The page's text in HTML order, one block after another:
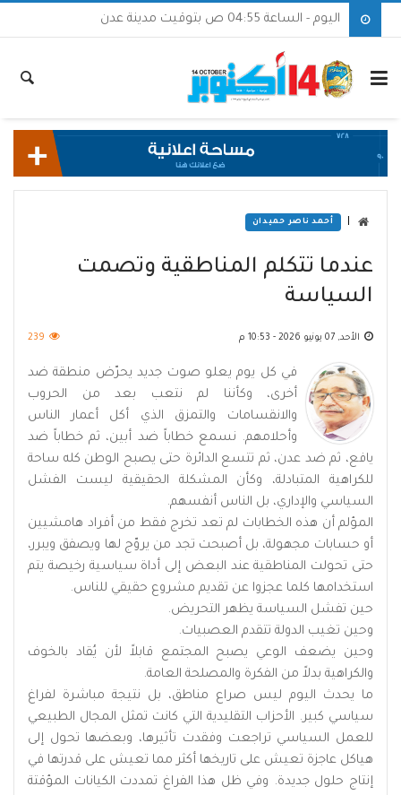
اليوم - الساعة 04:55 ص بتوقيت مدينة عدن
أحمد ناصر حميدان
عندما تتكلم المناطقية وتصمت
السياسة
الأحد, 07 يونيو 2026 - 10:53 م 239
في كل يوم يعلو صوت جديد يحرّض منطقة ضد
أخرى، وكأننا لم نتعب بعد من الحروب
والانقسامات والتمزق الذي أكل أعمار الناس
وأحلامهم. نسمع خطاباً ضد أبين، ثم خطاباً ضد
يافع، ثم ضد عدن، ثم تتسع الدائرة حتى يصبح الوطن كله ساحة
للكراهية المتبادلة، وكأن المشكلة الحقيقية ليست الفشل
السياسي والإداري، بل الناس أنفسهم.
المؤلم أن هذه الخطابات لم تعد تخرج فقط من أفراد هامشيين
أو حسابات مجهولة، بل أصبحت تجد من يروّج لها ويصفق ويبرر،
حتى تحولت المناطقية عند البعض إلى أداة سياسية رخيصة يتم
استخدامها كلما عجزوا عن تقديم مشروع حقيقي للناس.
حين تفشل السياسة يظهر التحريض.
وحين تغيب الدولة تتقدم العصبيات.
وحين يضعف الوعي يصبح المجتمع قابلاً لأن يُقاد بالخوف
والكراهية بدلاً من الفكرة والمصلحة العامة.
ما يحدث اليوم ليس صراع مناطق، بل نتيجة مباشرة لفراغ
سياسي كبير. الأحزاب التقليدية التي كانت تمثل المجال الطبيعي
للعمل السياسي تراجعت وفقدت تأثيرها، وبعضها تحول إلى
هياكل عاجزة تعيش على تاريخها أكثر مما تعيش على قدرتها في
إنتاج حلول جديدة. وفي ظل هذا الفراغ تمددت الكيانات المؤقتة